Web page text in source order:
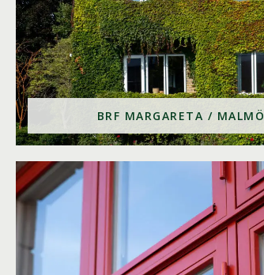
BRF MARGARETA / MALMÖ